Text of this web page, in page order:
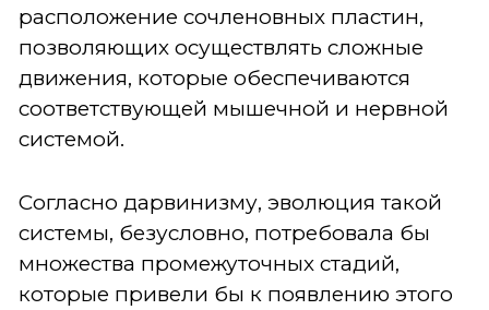
расположение сочленовных пластин,
позволяющих осуществлять сложные
движения, которые обеспечиваются
соответствующей мышечной и нервной
системой.
Согласно дарвинизму, эволюция такой
системы, безусловно, потребовала бы
множества промежуточных стадий,
которые привели бы к появлению этого